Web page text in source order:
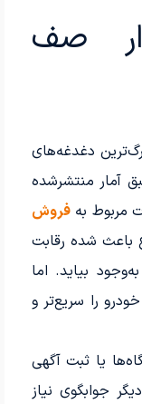
صف
دغدغه‌های
آمار منتشرشده
فروش
شده رقابت
بیاید. اما
را سریع‌تر و
یا ثبت آگهی
جوابگوی نیاز